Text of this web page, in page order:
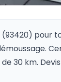
(93420) pour
30 km.